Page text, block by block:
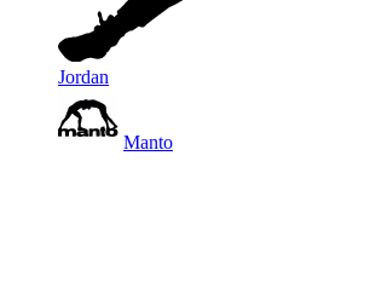
Jordan
Manto